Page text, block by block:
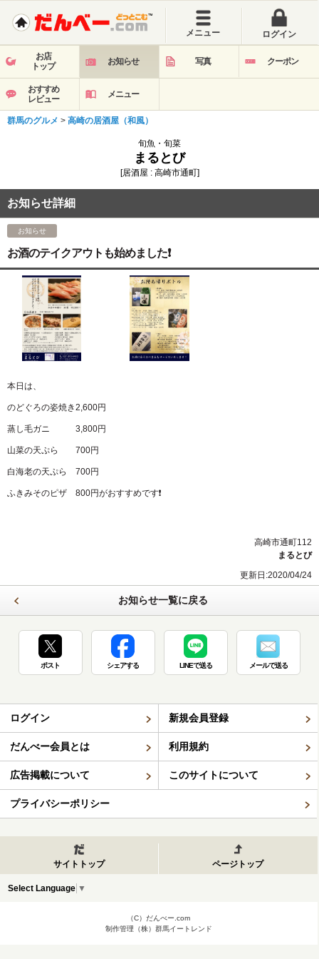
メニュー ログイン
お店
トップ
お知らせ 写真 クーポン
おすすめ
レビュー
メニュー
群馬のグルメ > 高崎の居酒屋（和風）
旬魚・旬菜
まるとび
[居酒屋 : 高崎市通町]
お知らせ詳細
お知らせ
お酒のテイクアウトも始めました❗
本日は、
のどぐろの姿焼き2,600円
蒸し毛ガニ 3,800円
山菜の天ぷら 700円
白海老の天ぷら 700円
ふきみそのピザ 800円がおすすめです❗
高崎市通町112
まるとび
更新日:2020/04/24
お知らせ一覧に戻る
ポスト シェアする LINEで送る メールで送る
ログイン 新規会員登録
だんべー会員とは 利用規約
広告掲載について このサイトについて
プライバシーポリシー
サイトトップ ページトップ
Select Language ▼
（C）だんべー.com
制作管理（株）群馬イートレンド